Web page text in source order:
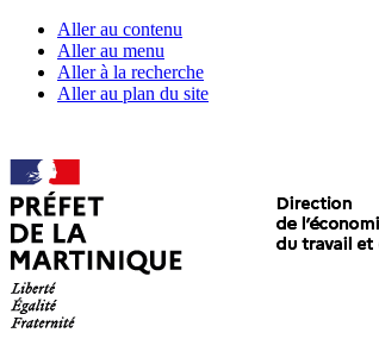
Aller au contenu
Aller au menu
Aller à la recherche
Aller au plan du site